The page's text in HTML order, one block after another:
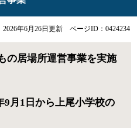
年6月26日更新 ページID：0424234
の居場所運営事業を実施
。
から上尾小学校の